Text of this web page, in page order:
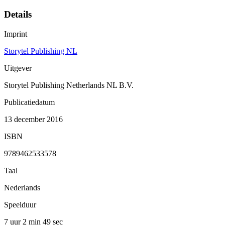
Details
Imprint
Storytel Publishing NL
Uitgever
Storytel Publishing Netherlands NL B.V.
Publicatiedatum
13 december 2016
ISBN
9789462533578
Taal
Nederlands
Speelduur
7 uur 2 min 49 sec